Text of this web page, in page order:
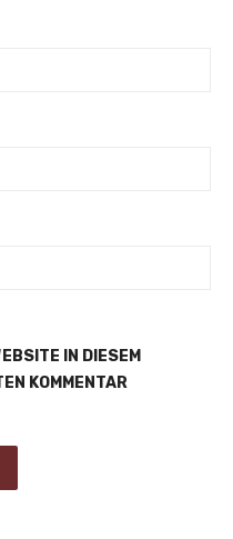
IN DIESEM
KOMMENTAR